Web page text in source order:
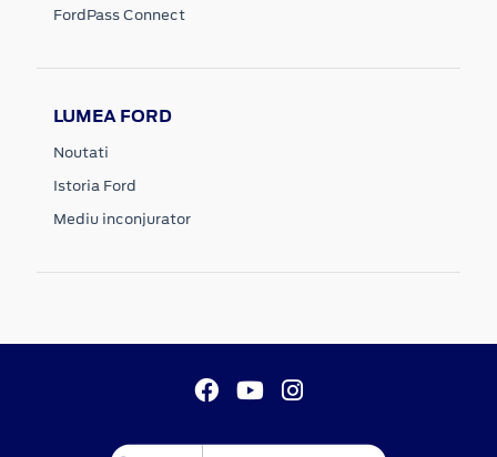
FordPass Connect
LUMEA FORD
Noutati
Istoria Ford
Mediu inconjurator